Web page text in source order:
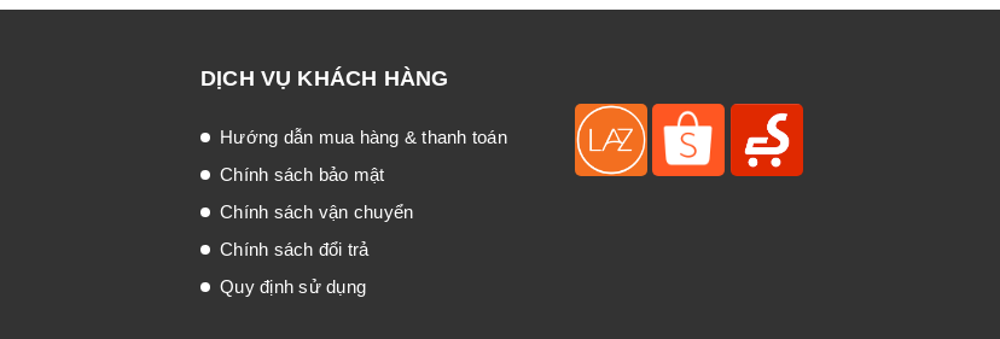
DỊCH VỤ KHÁCH HÀNG
Hướng dẫn mua hàng & thanh toán
Chính sách bảo mật
Chính sách vận chuyển
Chính sách đổi trả
Quy định sử dụng